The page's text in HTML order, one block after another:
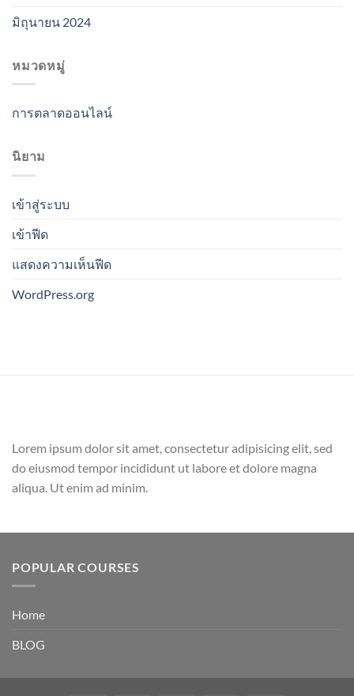
มิถุนายน 2024
หมวดหมู่
การตลาดออนไลน์
นิยาม
เข้าสู่ระบบ
เข้าฟีด
แสดงความเห็นฟีด
WordPress.org
Lorem ipsum dolor sit amet, consectetur adipisicing elit, sed
do eiusmod tempor incididunt ut labore et dolore magna
aliqua. Ut enim ad minim.
POPULAR COURSES
Home
BLOG